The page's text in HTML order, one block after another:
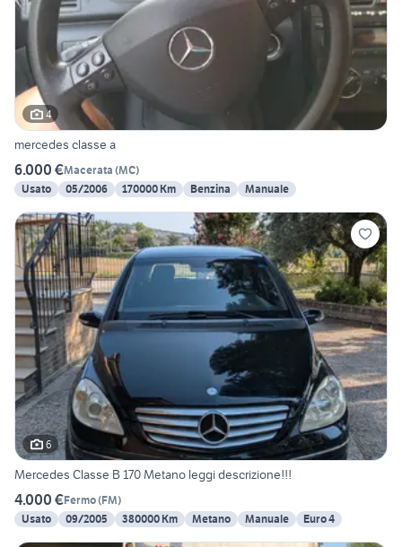
4
mercedes classe a
6.000 €Macerata (MC)
Usato
05/2006 170000 Km Benzina Manuale
6
Mercedes Classe B 170 Metano leggi descrizione!!!
4.000 €Fermo(FM)
Usato
09/2005 380000 Km Metano Manuale Euro 4